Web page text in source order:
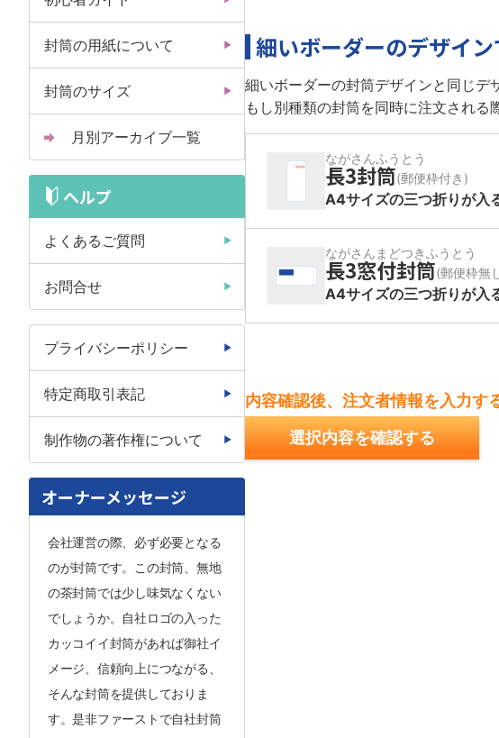
封筒の用紙について
封筒のサイズ
月別アーカイブ一覧
ヘルプ
よくあるご質問
お問合せ
プライバシーポリシー
特定商取引表記
制作物の著作権について
オーナーメッセージ
会社運営の際、必ず必要となる
のが封筒です。この封筒、無地
の茶封筒では少し味気なくない
でしょうか。自社ロゴの入った
カッコイイ封筒があれば御社イ
メージ、信頼向上につながる、
そんな封筒を提供しておりま
す。是非ファーストで自社封筒
細いボーダーのデザイ
細いボーダーの封筒デザインと同じデ
もし別種類の封筒を同時に注文される
ながさんふうとう
長3封筒(郵便枠付き)
A4サイズの三つ折りが入
ながさんまどつきふうとう
長3窓付封筒(郵便枠無
A4サイズの三つ折りが入
内容確認後、注文者情報を入力す
選択内容を確認する